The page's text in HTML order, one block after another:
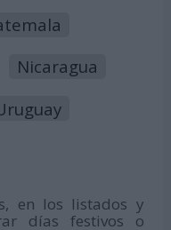
Nicaragua
en los listados y
días festivos o